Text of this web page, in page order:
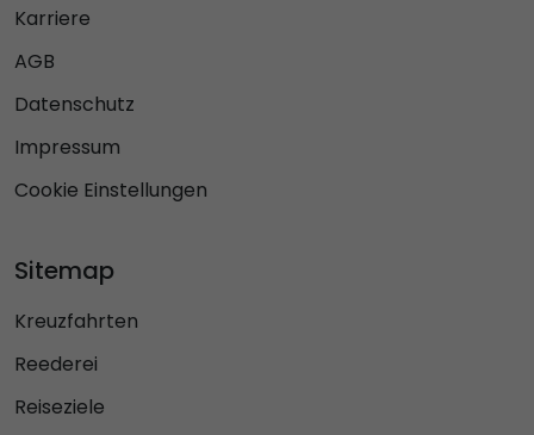
Karriere
AGB
Datenschutz
Impressum
Cookie Einstellungen
Sitemap
Kreuzfahrten
Reederei
Reiseziele